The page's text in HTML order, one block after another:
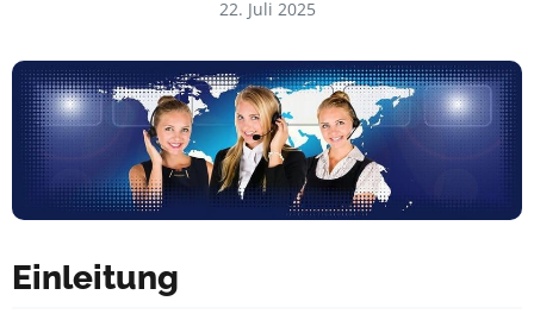
22. Juli 2025
Einleitung